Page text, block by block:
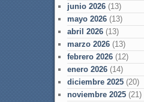
junio 2026(13)
mayo 2026(13)
abril 2026(13)
marzo 2026(13)
febrero 2026(12)
enero 2026(14)
diciembre 2025(20)
noviembre 2025(21)